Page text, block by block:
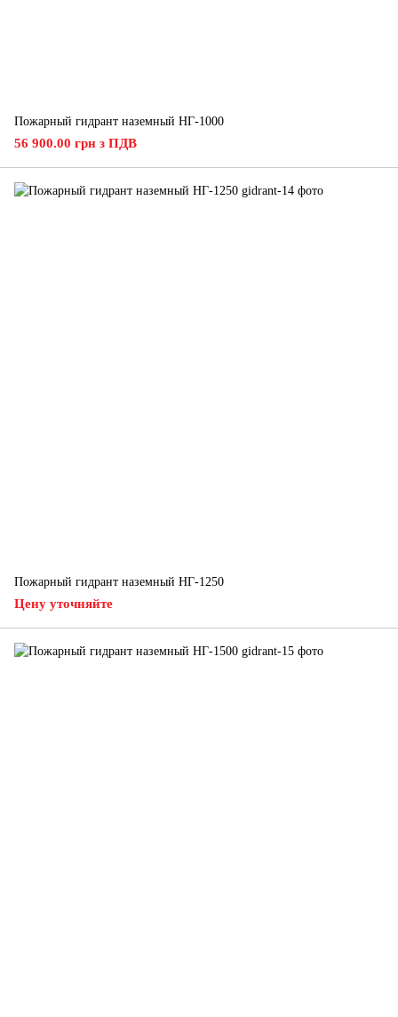
Пожарный гидрант наземный НГ-1000
56 900.00 грн з ПДВ
Пожарный гидрант наземный НГ-1250
Цену уточняйте